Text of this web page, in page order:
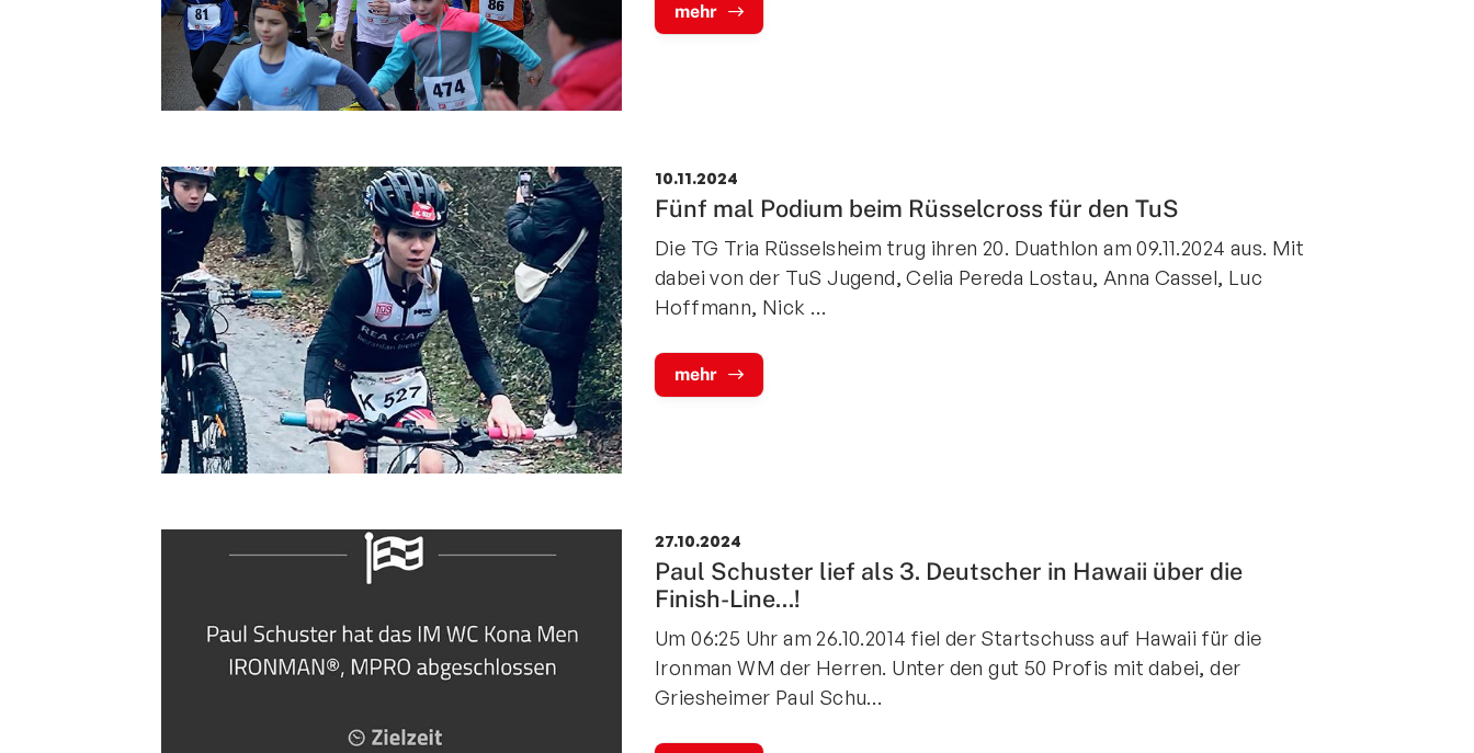
mehr
10.11.2024
Fünf mal Podium beim Rüsselcross für den TuS
Die TG Tria Rüsselsheim trug ihren 20. Duathlon am 09.11.2024 aus. Mit
dabei von der TuS Jugend, Celia Pereda Lostau, Anna Cassel, Luc
Hoffmann, Nick …
mehr
27.10.2024
Paul Schuster lief als 3. Deutscher in Hawaii über die
Finish-Line...!
Um 06:25 Uhr am 26.10.2014 fiel der Startschuss auf Hawaii für die
Ironman WM der Herren. Unter den gut 50 Profis mit dabei, der
Griesheimer Paul Schu…